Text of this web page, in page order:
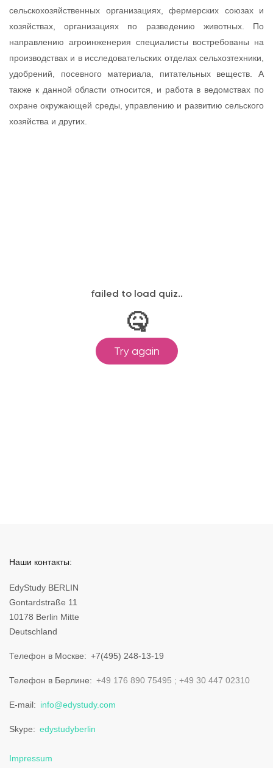
сельскохозяйственных организациях, фермерских союзах и
хозяйствах, организациях по разведению животных. По
направлению агроинженерия специалисты востребованы на
производствах и в исследовательских отделах сельхозтехники,
удобрений, посевного материала, питательных веществ. А
также к данной области относится, и работа в ведомствах по
охране окружающей среды, управлению и развитию сельского
хозяйства и других.
Наши контакты:
EdyStudy BERLIN
Gontardstraße 11
10178 Berlin Mitte
Deutschland
Телефон в Москве +7(495) 248-13-19
Телефон в Берлине +49 176 890 75495 +49 30 447 02310
E-mail info@edystudy.com
Skype edystudyberlin
Impressum